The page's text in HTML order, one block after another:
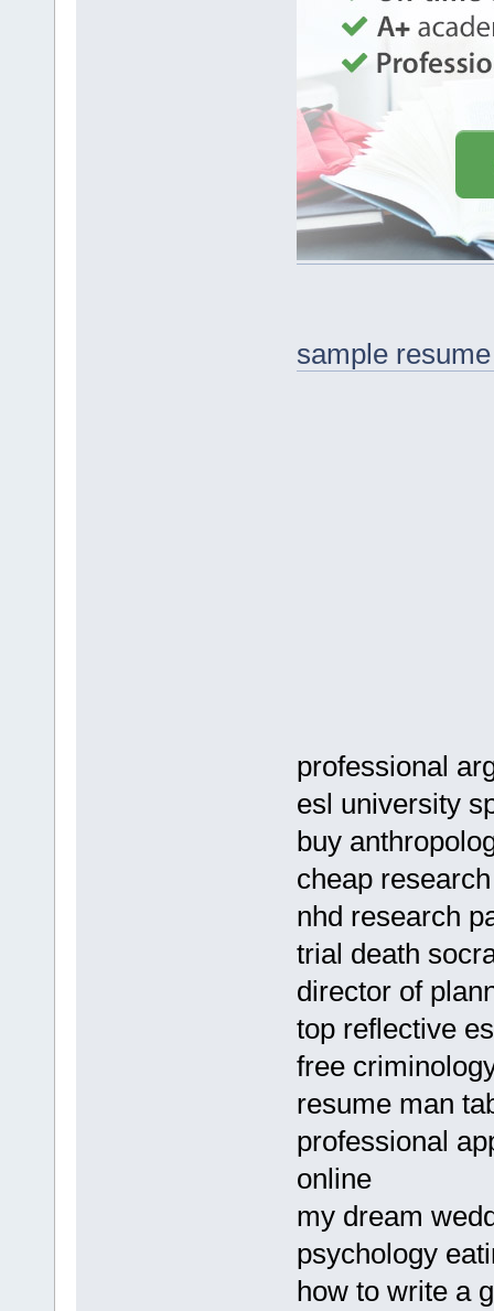
sample
professional
esl university
buy
cheap
nhd research
trial death
director of
top reflective
free
resume man
professional
online
my dream
psychology
how to write a